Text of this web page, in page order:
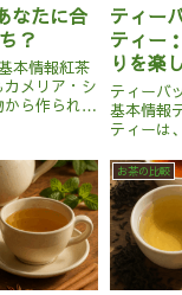
なたに合
？
本情報紅茶
メリア・シ
ら作られま
全に酸化さ
風味を持っ
インド、
ティー
ティー
りを楽
る？
ティーバ
基本情報
ティーは
特徴は大
バッグは
葉を紙や
す。主に
度...
お茶の比較